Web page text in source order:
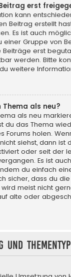
erst
kann
Beitrag erstellt
Es ist auch
einer Gruppe von
Beiträge erst
werden. Bitte
weitere
Thema als neu?
als neu
du das Thema
Forums holen.
siehst, dann ist
oder seit der
Es ist
du einfach
sicher, dass du
meist nicht
alte oder
und